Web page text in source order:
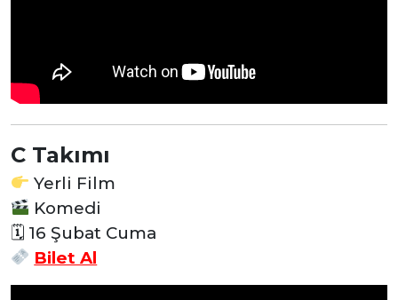
C Takımı
Yerli Film
Komedi
🗓 16 Şubat Cuma
Bilet Al